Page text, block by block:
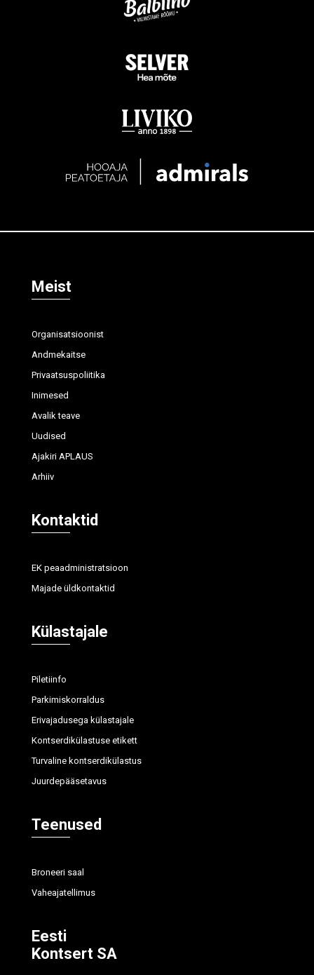
Meist
Organisatsioonist
Andmekaitse
Privaatsuspoliitika
Inimesed
Avalik teave
Uudised
Ajakiri APLAUS
Arhiiv
Kontaktid
EK peaadministratsioon
Majade üldkontaktid
Külastajale
Piletiinfo
Parkimiskorraldus
Erivajadusega külastajale
Kontserdikülastuse etikett
Turvaline kontserdikülastus
Juurdepääsetavus
Teenused
Broneeri saal
Vaheajatellimus
Eesti
Kontsert SA